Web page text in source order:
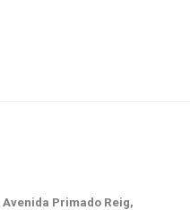
Avenida Primado Reig,